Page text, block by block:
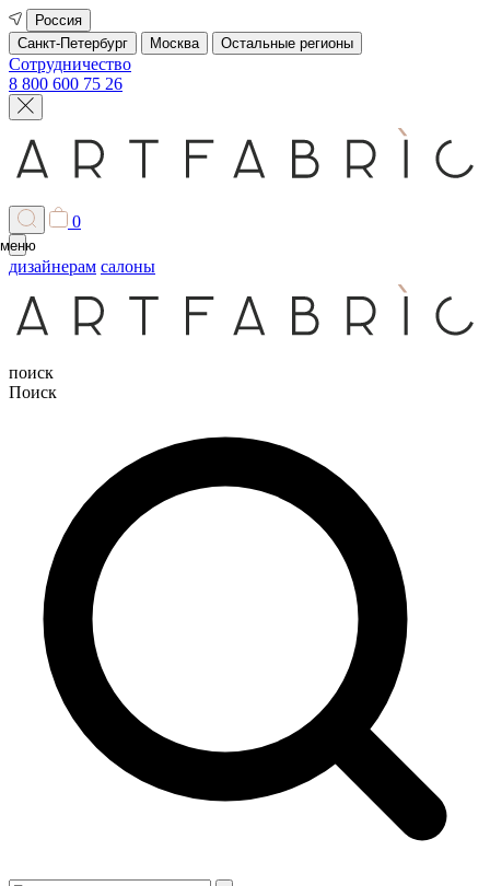
Россия
Санкт-Петербург
Москва Остальные регионы
Сотрудничество
8 800 600 75 26
0
меню
дизайнерам салоны
поиск
Поиск